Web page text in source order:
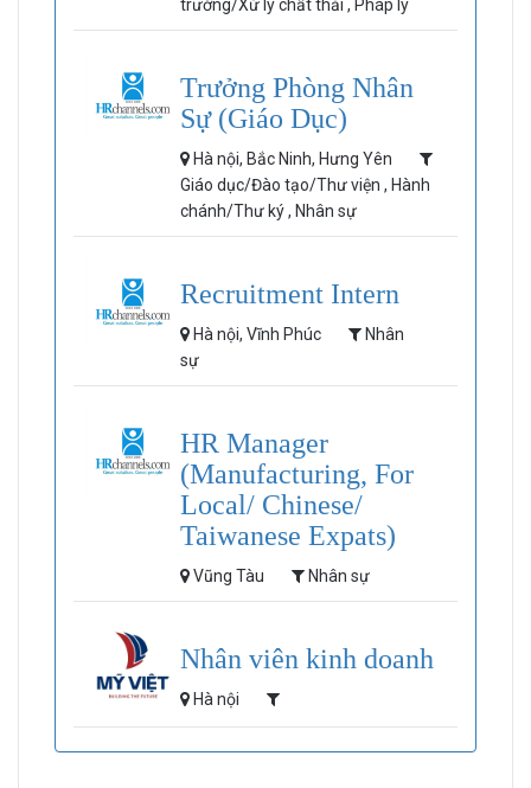
trường/Xử lý chất thải , Pháp lý
Trưởng Phòng Nhân
Sự (Giáo Dục)
Hà nội, Bắc Ninh, Hưng Yên
Giáo dục/Đào tạo/Thư viện , Hành
chánh/Thư ký , Nhân sự
Recruitment Intern
Hà nội, Vĩnh Phúc
Nhân
sự
HR Manager
(Manufacturing, For
Local/ Chinese/
Taiwanese Expats)
Vũng Tàu Nhân sự
Nhân viên kinh doanh
Hà nội